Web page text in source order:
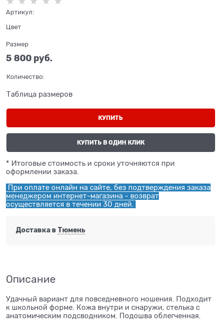
Артикул:
Цвет
Размер
5 800 руб.
Количество:
Таблица размеров
КУПИТЬ
КУПИТЬ В ОДИН КЛИК
* Итоговые стоимость и сроки уточняются при
оформлении заказа.
При оплате онлайн на сайте, без подтверждения заказа
менеджером интернет-магазина - возврат
осуществляется в течении 30 дней.
Доставка в Тюмень
Описание
Удачный вариант для повседневного ношения. Подходит
к школьной форме. Кожа внутри и снаружи, стелька с
анатомическим подсводником. Подошва облегченная.